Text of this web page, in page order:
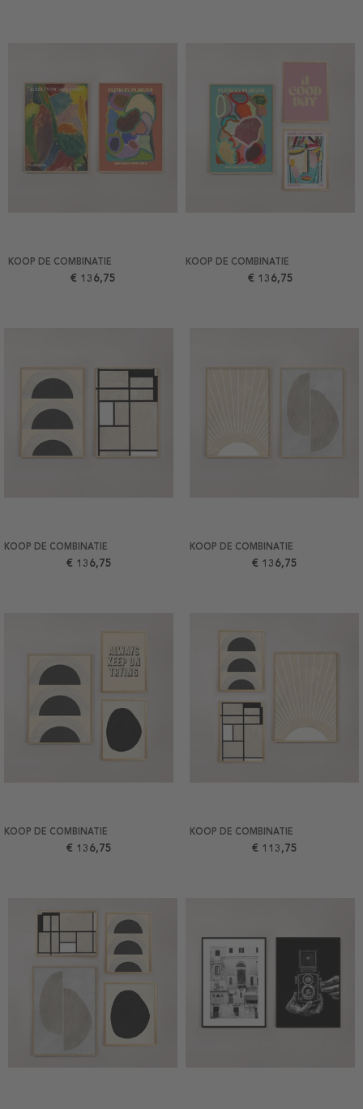
KOOP DE COMBINATIE
€ 136,75
KOOP DE COMBINATIE
€ 136,75
KOOP DE COMBINATIE
€ 136,75
KOOP DE COMBINATIE
€ 136,75
KOOP DE COMBINATIE
€ 136,75
KOOP DE COMBINATIE
€ 113,75